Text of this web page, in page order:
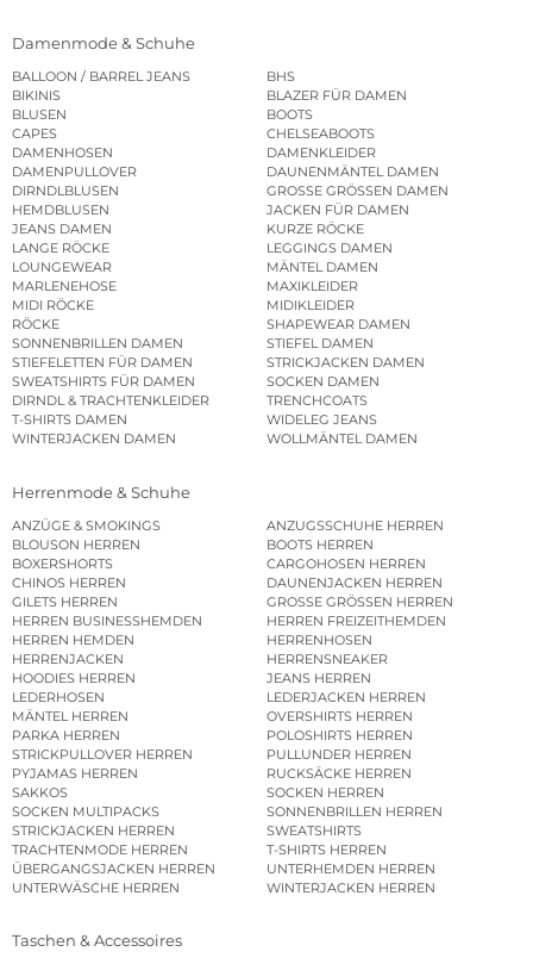
Damenmode & Schuhe
BALLOON / BARREL JEANS
BHS
BIKINIS
BLAZER FÜR DAMEN
BLUSEN
BOOTS
CAPES
CHELSEABOOTS
DAMENHOSEN
DAMENKLEIDER
DAMENPULLOVER
DAUNENMÄNTEL DAMEN
DIRNDLBLUSEN
GROSSE GRÖSSEN DAMEN
HEMDBLUSEN
JACKEN FÜR DAMEN
JEANS DAMEN
KURZE RÖCKE
LANGE RÖCKE
LEGGINGS DAMEN
LOUNGEWEAR
MÄNTEL DAMEN
MARLENEHOSE
MAXIKLEIDER
MIDI RÖCKE
MIDIKLEIDER
RÖCKE
SHAPEWEAR DAMEN
SONNENBRILLEN DAMEN
STIEFEL DAMEN
STIEFELETTEN FÜR DAMEN
STRICKJACKEN DAMEN
SWEATSHIRTS FÜR DAMEN
SOCKEN DAMEN
DIRNDL & TRACHTENKLEIDER
TRENCHCOATS
T-SHIRTS DAMEN
WIDELEG JEANS
WINTERJACKEN DAMEN
WOLLMÄNTEL DAMEN
Herrenmode & Schuhe
ANZÜGE & SMOKINGS
ANZUGSSCHUHE HERREN
BLOUSON HERREN
BOOTS HERREN
BOXERSHORTS
CARGOHOSEN HERREN
CHINOS HERREN
DAUNENJACKEN HERREN
GILETS HERREN
GROSSE GRÖSSEN HERREN
HERREN BUSINESSHEMDEN
HERREN FREIZEITHEMDEN
HERREN HEMDEN
HERRENHOSEN
HERRENJACKEN
HERRENSNEAKER
HOODIES HERREN
JEANS HERREN
LEDERHOSEN
LEDERJACKEN HERREN
MÄNTEL HERREN
OVERSHIRTS HERREN
PARKA HERREN
POLOSHIRTS HERREN
STRICKPULLOVER HERREN
PULLUNDER HERREN
PYJAMAS HERREN
RUCKSÄCKE HERREN
SAKKOS
SOCKEN HERREN
SOCKEN MULTIPACKS
SONNENBRILLEN HERREN
STRICKJACKEN HERREN
SWEATSHIRTS
TRACHTENMODE HERREN
T-SHIRTS HERREN
ÜBERGANGSJACKEN HERREN
UNTERHEMDEN HERREN
UNTERWÄSCHE HERREN
WINTERJACKEN HERREN
Taschen & Accessoires